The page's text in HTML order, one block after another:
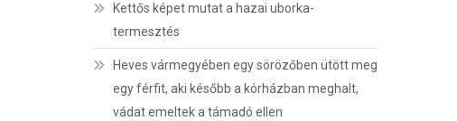
Kettős képet mutat a hazai uborka-
termesztés
Heves vármegyében egy sörözőben ütött meg
egy férfit, aki később a kórházban meghalt,
vádat emeltek a támadó ellen